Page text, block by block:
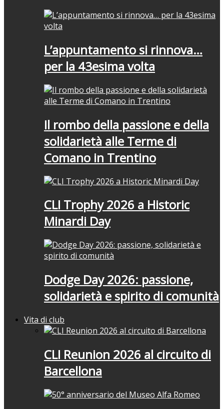
L’appuntamento si rinnova…
per la 43esima volta
Il rombo della passione e della
solidarietà alle Terme di
Comano in Trentino
CLI Trophy 2026 a Historic
Minardi Day
Dodge Day 2026: passione,
solidarietà e spirito di comunità
Vita di club
CLI Reunion 2026 al circuito di
Barcellona